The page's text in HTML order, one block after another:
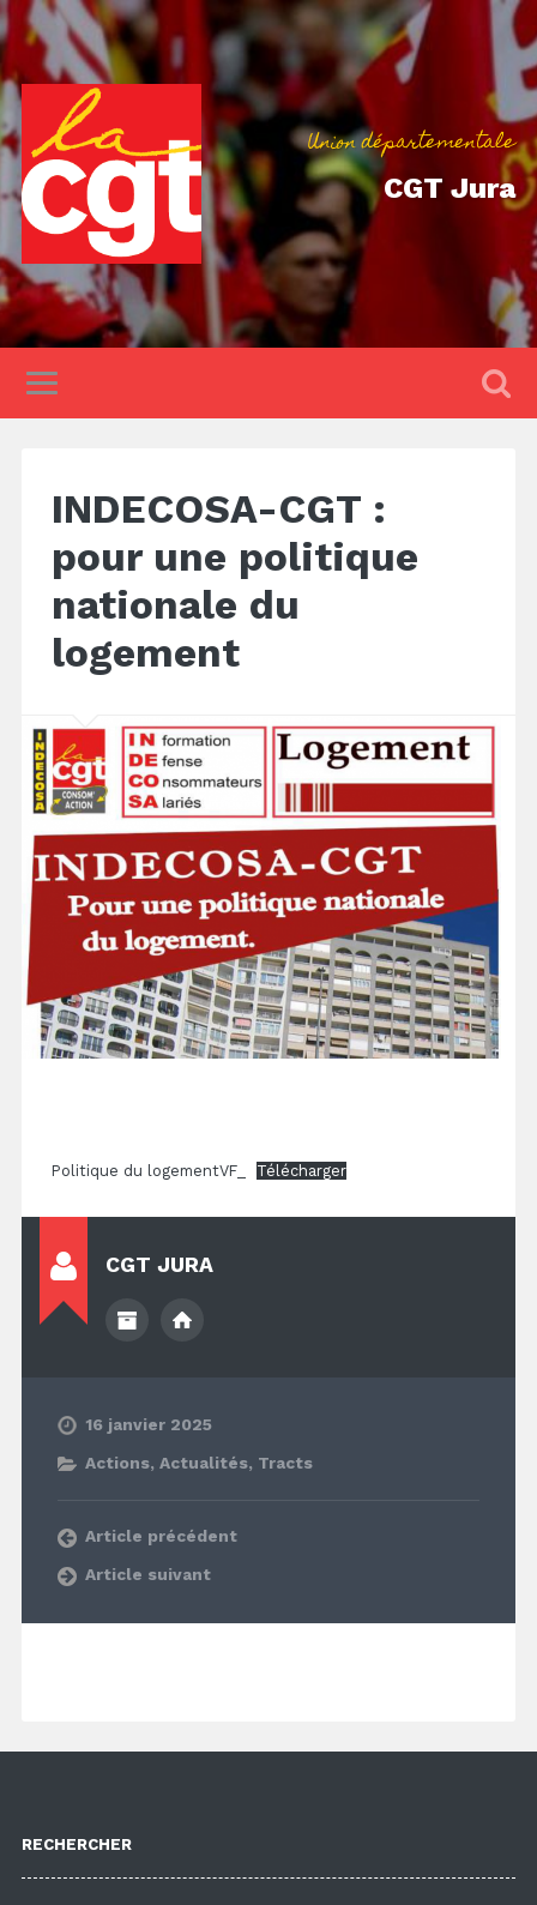
Union départementale
CGT Jura
INDECOSA-CGT :
pour une politique
nationale du
logement
Politique du logementVF_ Télécharger
CGT JURA
16 janvier 2025
Actions, Actualités, Tracts
Article précédent
Article suivant
RECHERCHER